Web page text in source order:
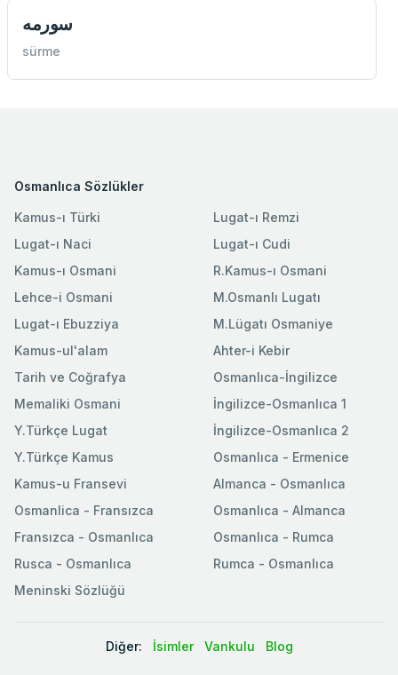
سورمه
sürme
Osmanlıca Sözlükler
Kamus-ı Türki
Lugat-ı Naci
Kamus-ı Osmani
Lehce-i Osmani
Lugat-ı Ebuzziya
Lugat-ı Remzi
Lugat-ı Cudi
R.Kamus-ı Osmani
M.Osmanlı Lugatı
M.Lügatı Osmaniye
Kamus-ul'alam
Tarih ve Coğrafya
Memaliki Osmani
Y.Türkçe Lugat
Y.Türkçe Kamus
Ahter-i Kebir
Osmanlıca-İngilizce
İngilizce-Osmanlıca 1
İngilizce-Osmanlıca 2
Osmanlıca - Ermenice
Kamus-u Fransevi
Osmanlica - Fransızca
Fransızca - Osmanlıca
Rusca - Osmanlıca
Meninski Sözlüğü
Almanca - Osmanlıca
Osmanlıca - Almanca
Osmanlıca - Rumca
Rumca - Osmanlıca
Diğer: İsimler Vankulu Blog